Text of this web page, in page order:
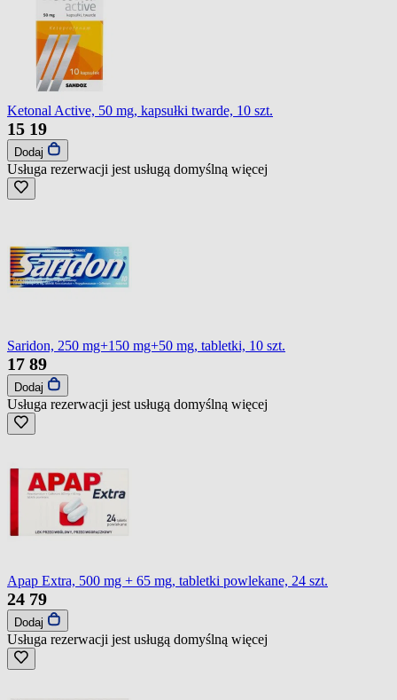
Ketonal Active, 50 mg, kapsułki twarde, 10 szt.
15 19
Dodaj
Usługa rezerwacji jest usługą domyślną więcej
Saridon, 250 mg+150 mg+50 mg, tabletki, 10 szt.
17 89
Dodaj
Usługa rezerwacji jest usługą domyślną więcej
Apap Extra, 500 mg + 65 mg, tabletki powlekane, 24 szt.
24 79
Dodaj
Usługa rezerwacji jest usługą domyślną więcej